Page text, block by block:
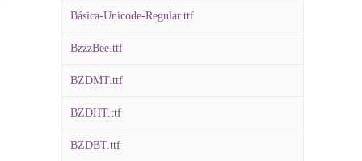
Básica-Unicode-Regular.ttf
BzzzBee.ttf
BZDMT.ttf
BZDHT.ttf
BZDBT.ttf